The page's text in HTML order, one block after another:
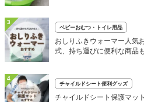
3
ベビーおむつ・トイレ用品
おしりふきウォーマー人気
式、持ち運びに便利な商品も
4
チャイルドシート便利グッズ
チャイルドシート保護マッ